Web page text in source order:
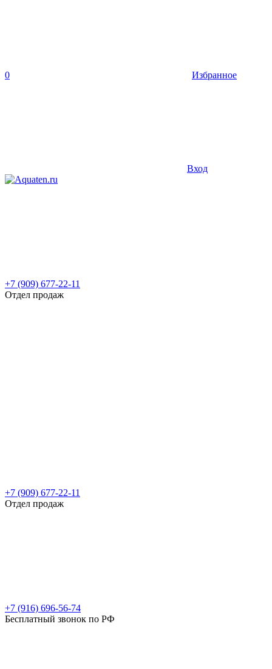
0 Избранное
Вход
+7 (909) 677-22-11
Отдел продаж
+7 (909) 677-22-11
Отдел продаж
+7 (916) 696-56-74
Бесплатный звонок по РФ